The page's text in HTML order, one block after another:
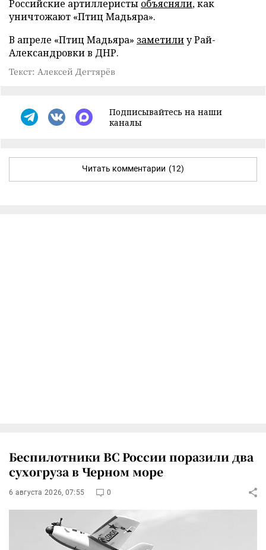
Российские артиллеристы объясняли, как
уничтожают «Птиц Мадьяра».
В апреле «Птиц Мадьяра» заметилиу Рай-
Александровки в ДНР.
Текст: Алексей Дегтярёв
Подписывайтесь на наши
каналы
Читать комментарии (12)
Беспилотники ВС России поразили два
сухогруза в Черном море
6 августа 2026, 07:55 0